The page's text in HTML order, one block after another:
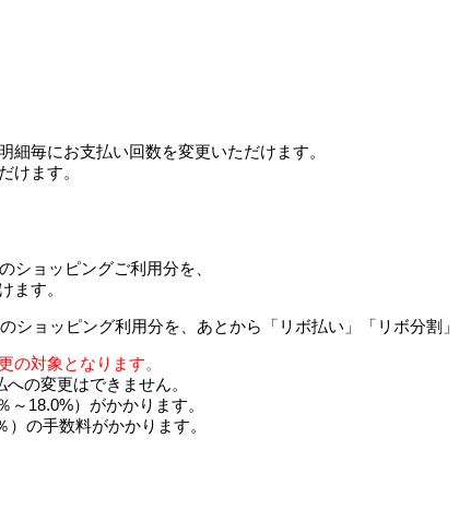
毎にお支払い回数を変更いただけます。
けます。
ショッピングご利用分を、
ます。
対象となります。
の変更はできません。
18.0%）がかかります。
の手数料がかかります。